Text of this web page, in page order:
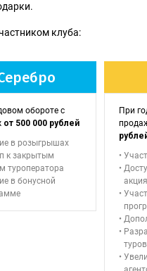
клуба:
обороте с
от 500 000 рублей
в розыгрышах
к закрытым
туроператора
в бонусной
При